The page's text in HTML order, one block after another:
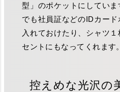
型」のポケットにしてい
でも社員証などのIDカー
入れておけたり、シャツ
セントにもなってくれます。
控えめな光沢の